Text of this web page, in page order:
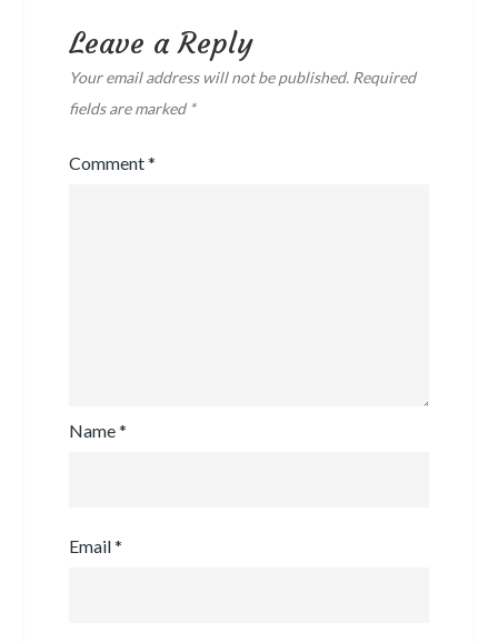
Leave a Reply
Your email address will not be published. Required
fields are marked *
Comment*
Name*
Email*